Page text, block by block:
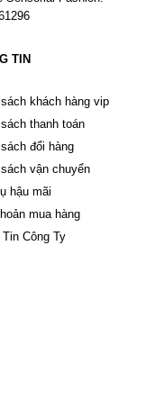
TIN
khách hàng vip
thanh toán
đổi hàng
vận chuyển
hậu mãi
mua hàng
Tin Công Ty